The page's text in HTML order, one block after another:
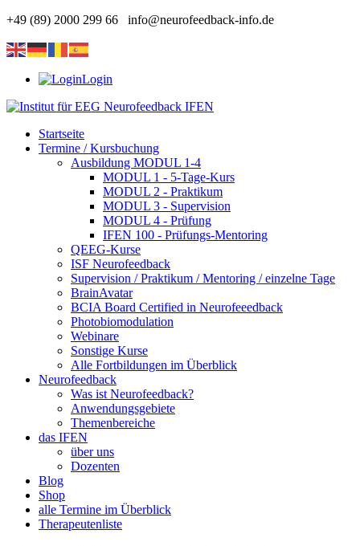
+49 (89) 2000 299 66 info@neurofeedback-info.de
Login
Startseite
Termine / Kursbuchung
Ausbildung MODUL 1-4
MODUL 1 - 5-Tage-Kurs
MODUL 2 - Praktikum
MODUL 3 - Supervision
MODUL 4 - Prüfung
IFEN 100 - Prüfungs-Mentoring
QEEG-Kurse
ISF Neurofeedback
Supervision / Praktikum / Mentoring / einzelne Tage
BrainAvatar
BCIA Board Certified in Neurofeeedback
Photobiomodulation
Webinare
Sonstige Kurse
Alle Fortbildungen im Überblick
Neurofeedback
Was ist Neurofeedback?
Anwendungsgebiete
Themenbereiche
das IFEN
über uns
Dozenten
Blog
Shop
alle Termine im Überblick
Therapeutenliste